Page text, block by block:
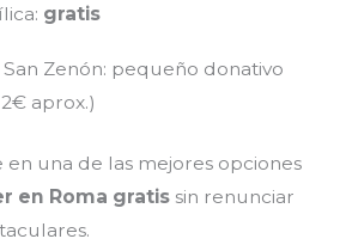
gratis
Zenón: pequeño donativo
aprox.)
en una de las mejores opciones
en Roma gratissin renunciar